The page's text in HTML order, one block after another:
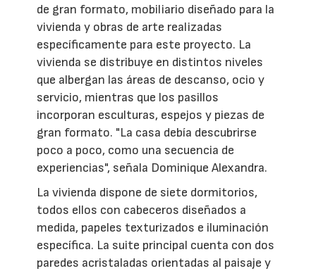
de gran formato, mobiliario diseñado para la
vivienda y obras de arte realizadas
específicamente para este proyecto. La
vivienda se distribuye en distintos niveles
que albergan las áreas de descanso, ocio y
servicio, mientras que los pasillos
incorporan esculturas, espejos y piezas de
gran formato. "La casa debía descubrirse
poco a poco, como una secuencia de
experiencias", señala Dominique Alexandra.
La vivienda dispone de siete dormitorios,
todos ellos con cabeceros diseñados a
medida, papeles texturizados e iluminación
específica. La suite principal cuenta con dos
paredes acristaladas orientadas al paisaje y